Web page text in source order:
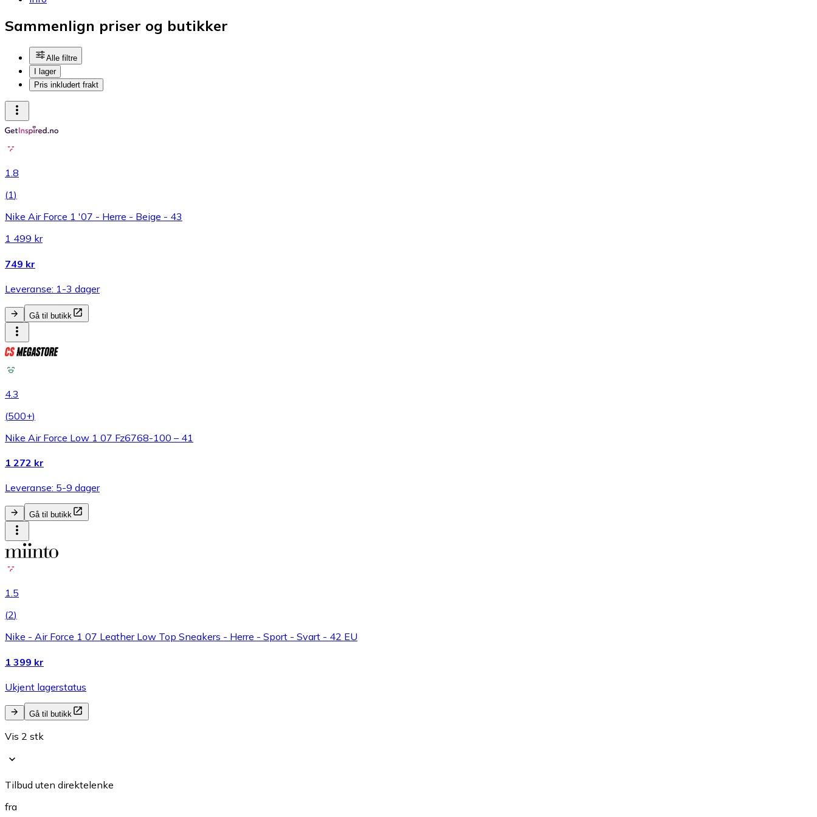
Sammenlign priser og butikker
Alle filtre
I lager
Pris inkludert frakt
1.8
(1)
Nike Air Force 1 '07 - Herre - Beige - 43
1 499 kr
749 kr
Leveranse: 1-3 dager
Gå til butikk
4.3
(500+)
Nike Air Force Low 1 07 Fz6768-100 – 41
1 272 kr
Leveranse: 5-9 dager
Gå til butikk
1.5
(2)
Nike - Air Force 1 07 Leather Low Top Sneakers - Herre - Sport - Svart - 42 EU
1 399 kr
Ukjent lagerstatus
Gå til butikk
Vis 2 stk
Tilbud uten direktelenke
fra